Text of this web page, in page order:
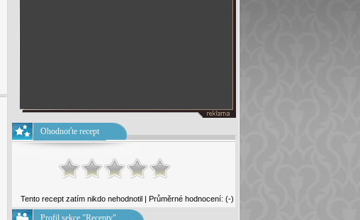
Ohodnoťte recept
Tento recept zatím nikdo nehodnotil | Průměrné hodnocení: (-)
Profil sekce "Recepty"